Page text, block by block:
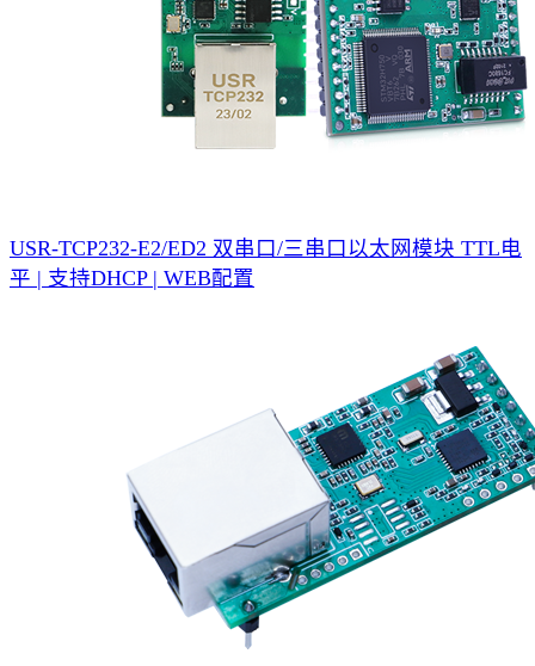
USR-TCP232-E2/ED2 双串口/三串口以太网模块 TTL电
平 | 支持DHCP | WEB配置